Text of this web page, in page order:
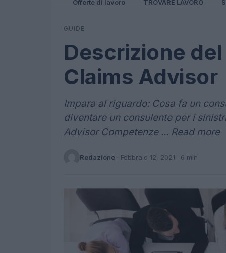
Offerte di lavoro TROVARE LAVORO
GUIDE
Descrizione
Claims Advisor
Impara al riguardo: Cosa fa un
diventare un consulente per i
Advisor Competenze ... Read more
Redazione · Febbraio 12, 2021 · 6 min